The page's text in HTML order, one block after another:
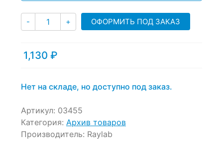
- Количество
+ ОФОРМИТЬ ПОД ЗАКАЗ
1,130 ₽
Нет на складе, но доступно под заказ.
Артикул: 03455
Категория: Архив товаров
Производитель: Raylab